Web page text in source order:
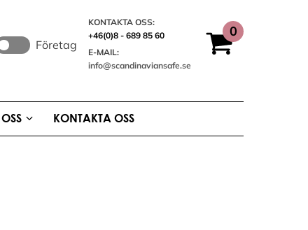
Företag
KONTAKTA OSS:
+46(0)8 - 689 85 60
E-MAIL:
info@scandinaviansafe.se
KONTAKTA OSS